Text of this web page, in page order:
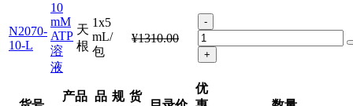
N2070-
10-L
10
mM
ATP
溶
液
天
根
1x5
mL/
包
¥1310.00
-
+
产品 品 规 货
优